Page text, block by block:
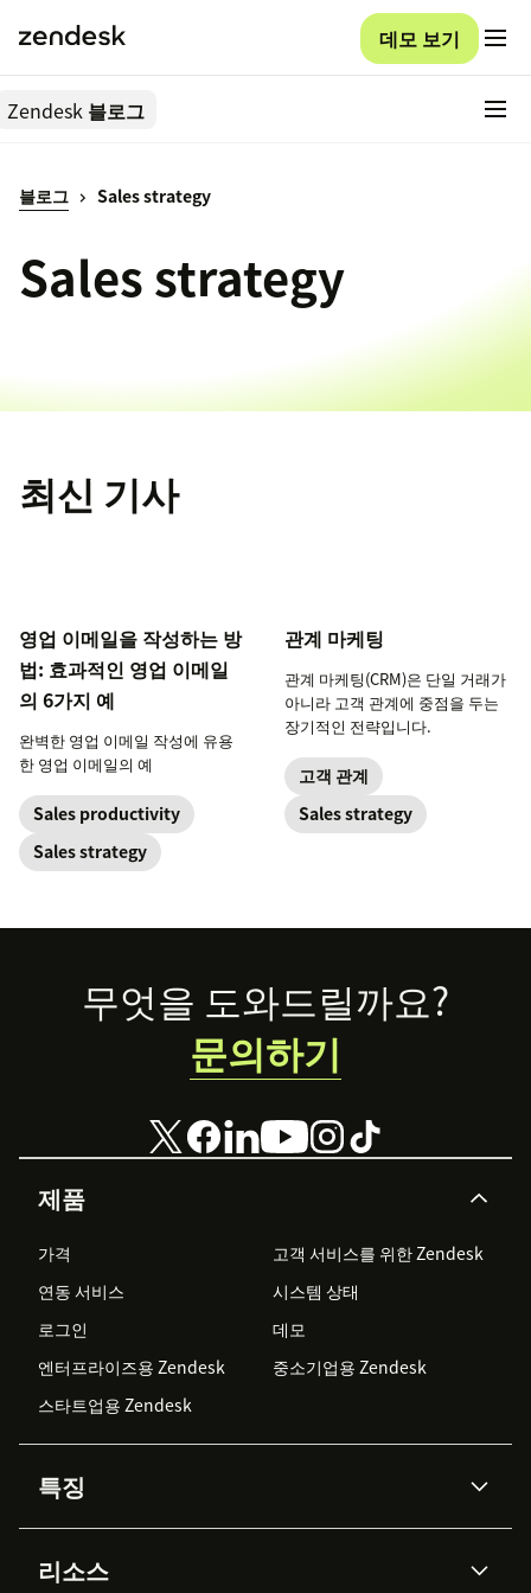
데모 보기
Zendesk 블로그
블로그 Sales strategy
Sales strategy
최신 기사
영업 이메일을 작성하는 방
법: 효과적인 영업 이메일
의 6가지 예
완벽한 영업 이메일 작성에 유용
한 영업 이메일의 예
Sales productivity
Sales strategy
관계 마케팅
관계 마케팅(CRM)은 단일 거래가
아니라 고객 관계에 중점을 두는
장기적인 전략입니다.
고객 관계
Sales strategy
Footer
제품
가격
고객 서비스를 위한 Zendesk
연동 서비스
시스템 상태
로그인
데모
엔터프라이즈용 Zendesk
중소기업용 Zendesk
스타트업용 Zendesk
특징
Zendesk AI
리소스
무엇을 도와드릴까요?
문의하기